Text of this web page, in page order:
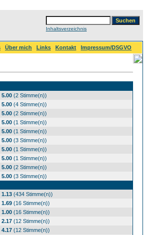
Inhaltsverzeichnis
Über mich Links Kontakt
Impressum/DSGVO
5.00 (2 Stimme(n))
5.00 (4 Stimme(n))
5.00 (2 Stimme(n))
5.00 (1 Stimme(n))
5.00 (1 Stimme(n))
5.00 (3 Stimme(n))
5.00 (1 Stimme(n))
5.00 (1 Stimme(n))
5.00 (2 Stimme(n))
5.00 (3 Stimme(n))
1.13 (434 Stimme(n))
1.69 (16 Stimme(n))
1.00 (16 Stimme(n))
2.17 (12 Stimme(n))
4.17 (12 Stimme(n))